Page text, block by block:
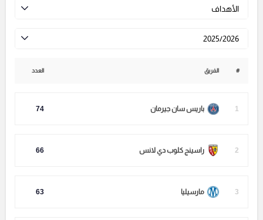
الأهداف
2025/2026
# الفريق العدد
1 باريس سان جيرمان 74
2 راسينج كلوب دي لانس 66
3 مارسيليا 63